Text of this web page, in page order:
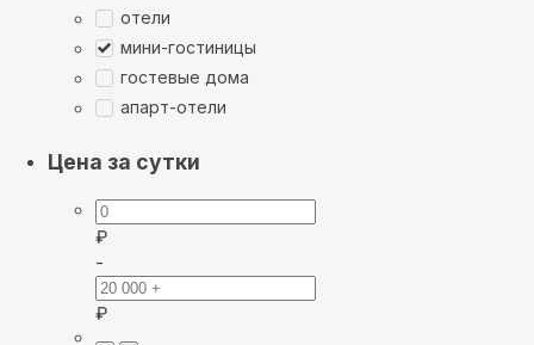
отели
мини-гостиницы
гостевые дома
апарт-отели
Цена за сутки
₽
-
₽